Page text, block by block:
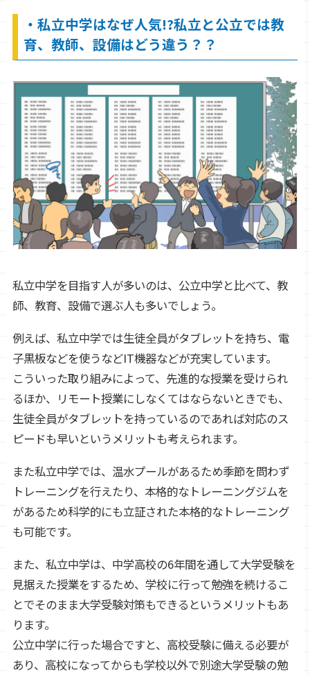
・私立中学はなぜ人気!?私立と公立では教
育、教師、設備はどう違う？？
私立中学を目指す人が多いのは、公立中学と比べて、教
師、教育、設備で選ぶ人も多いでしょう。
例えば、私立中学では生徒全員がタブレットを持ち、電
子黒板などを使うなどIT機器などが充実しています。
こういった取り組みによって、先進的な授業を受けられ
るほか、リモート授業にしなくてはならないときでも、
生徒全員がタブレットを持っているのであれば対応のス
ピードも早いというメリットも考えられます。
また私立中学では、温水プールがあるため季節を問わず
トレーニングを行えたり、本格的なトレーニングジムを
があるため科学的にも立証された本格的なトレーニング
も可能です。
また、私立中学は、中学高校の6年間を通して大学受験を
見据えた授業をするため、学校に行って勉強を続けるこ
とでそのまま大学受験対策もできるというメリットもあ
ります。
公立中学に行った場合ですと、高校受験に備える必要が
あり、高校になってからも学校以外で別途大学受験の勉